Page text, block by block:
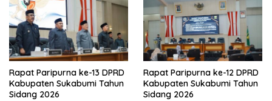
Rapat Paripurna ke-13 DPRD
Kabupaten Sukabumi Tahun
Sidang 2026
Rapat Paripurna ke-12 DPRD
Kabupaten Sukabumi Tahun
Sidang 2026